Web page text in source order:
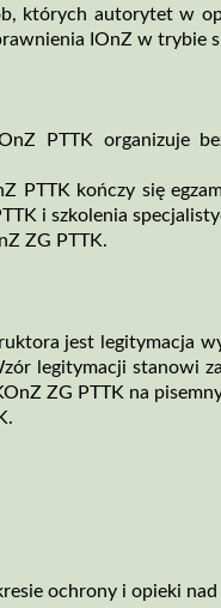
których autorytet w
IOnZ w trybie
PTTK organizuje
PTTK kończy się
i szkolenia
ZG PTTK.
jest legitymacja
legitymacji stanowi
ZG PTTK na
ochrony i opieki